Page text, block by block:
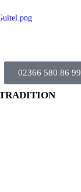
02366 580 86 99